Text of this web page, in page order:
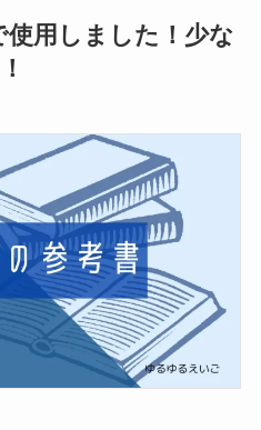
使用しました！少な